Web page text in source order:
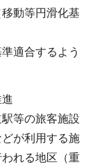
動等円滑化基
適合するよう
等の旅客施設
が利用する施
れる地区（重